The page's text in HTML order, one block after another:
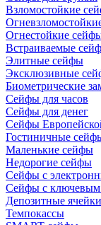
Взломостойкие
Огнестойкие
Встраиваемые
Элитные сейфы
Эксклюзивные
Биометрические
Сейфы для часов
Сейфы для денег
Сейфы
Гостиничные
Маленькие сейфы
Недорогие сейфы
Сейфы с
Сейфы с ключевым
Депозитные ячейки
Темпокассы